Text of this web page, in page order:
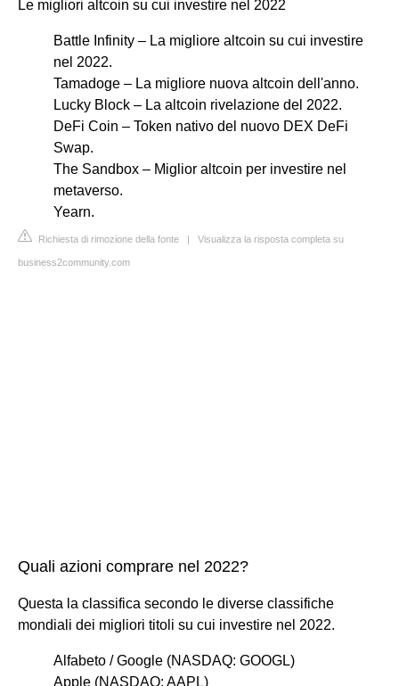
Le migliori altcoin su cui investire nel 2022
Battle Infinity – La migliore altcoin su cui investire
nel 2022.
Tamadoge – La migliore nuova altcoin dell'anno.
Lucky Block – La altcoin rivelazione del 2022.
DeFi Coin – Token nativo del nuovo DEX DeFi
Swap.
The Sandbox – Miglior altcoin per investire nel
metaverso.
Yearn.
Richiesta di rimozione della fonte | Visualizza la risposta completa su
business2community.com
Quali azioni comprare nel 2022?
Questa la classifica secondo le diverse classifiche
mondiali dei migliori titoli su cui investire nel 2022.
Alfabeto / Google (NASDAQ: GOOGL)
Apple (NASDAQ: AAPL)